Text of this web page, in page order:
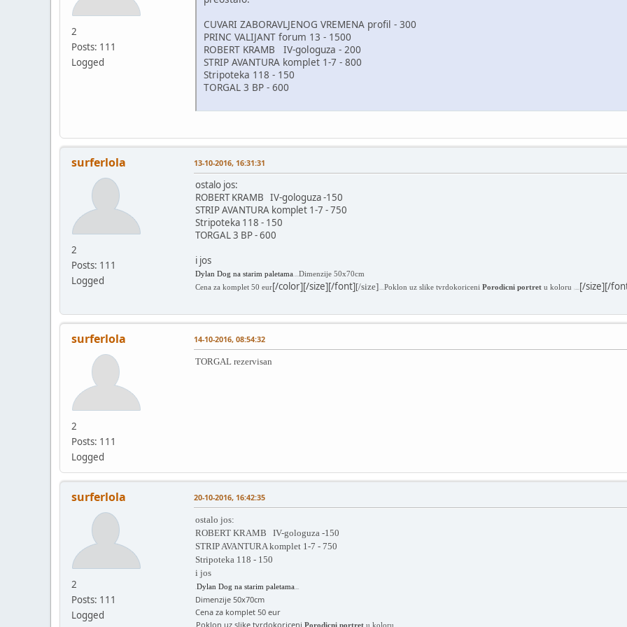
2
Posts: 111
Logged
CUVARI ZABORAVLJENOG VREMENA profil - 300
PRINC VALIJANT forum 13 - 1500
ROBERT KRAMB IV-gologuza - 200
STRIP AVANTURA komplet 1-7 - 800
Stripoteka 118 - 150
TORGAL 3 BP - 600
surferlola
2
Posts: 111
Logged
13-10-2016, 16:31:31
ostalo jos:
ROBERT KRAMB IV-gologuza -150
STRIP AVANTURA komplet 1-7 - 750
Stripoteka 118 - 150
TORGAL 3 BP - 600
i jos
Dylan Dog na starim paletama
Dimenzije 50x70cm
Cena za komplet 50 eur[/color][/size][/font][/size] Poklon uz slike tvrdokoriceni Porodicni portret u koloru [/size][/
surferlola
2
Posts: 111
Logged
14-10-2016, 08:54:32
TORGAL rezervisan
surferlola
2
Posts: 111
Logged
20-10-2016, 16:42:35
ostalo jos:
ROBERT KRAMB IV-gologuza -150
STRIP AVANTURA komplet 1-7 - 750
Stripoteka 118 - 150
i jos
Dylan Dog na starim paletama[/colo
Dimenzije 50x70cm
Cena za komplet 50 eur
Poklon uz slike tvrdokoriceni Porodicni portret u koloru